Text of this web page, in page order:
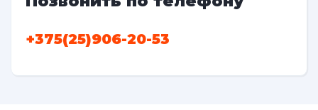
+375(25)906-20-53